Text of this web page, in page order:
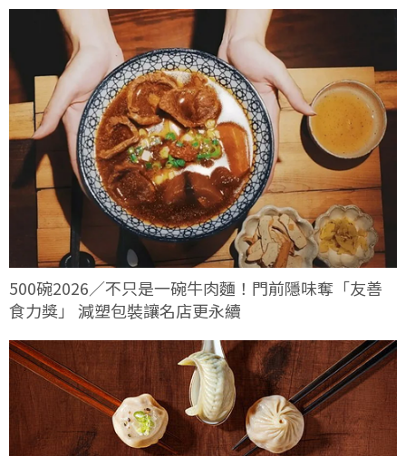
500碗2026／不只是一碗牛肉麵！門前隱味奪「友善
食力獎」 減塑包裝讓名店更永續